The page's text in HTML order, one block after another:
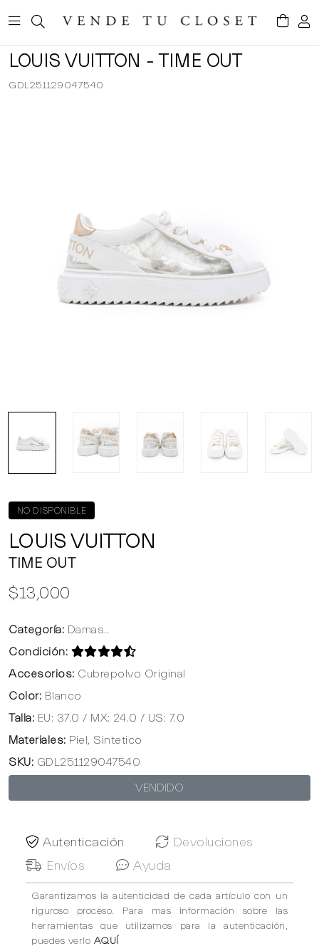
LOUIS VUITTON - TIME OUT
GDL251129047540
NO DISPONIBLE
LOUIS VUITTON
TIME OUT
$13,000
Categoría: Damas..
Condición:
Accesorios: Cubrepolvo Original
Color: Blanco
Talla: EU: 37.0 / MX: 24.0 / US: 7.0
Materiales: Piel, Sintetico
SKU: GDL251129047540
VENDIDO
Autenticación
Devoluciones
Envíos
Ayuda
Garantizamos la autenticidad de cada artículo con un
riguroso proceso. Para mas información sobre las
herramientas que utilizamos para la autenticación,
puedes verlo AQUÍ